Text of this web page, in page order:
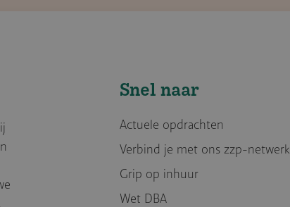
Snel naar
Actuele opdrachten
Verbind je met ons zzp-netwerk
Grip op inhuur
Wet DBA